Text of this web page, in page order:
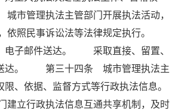
市管理执法主管部门开展执法活动，
依照民事诉讼法等法律规定执行。
电子邮件送达。 采取直接、留置、
送达。 第三十四条 城市管理执法主
、依据、监督方式等行政执法信息。
立行政执法信息互通共享机制，及时